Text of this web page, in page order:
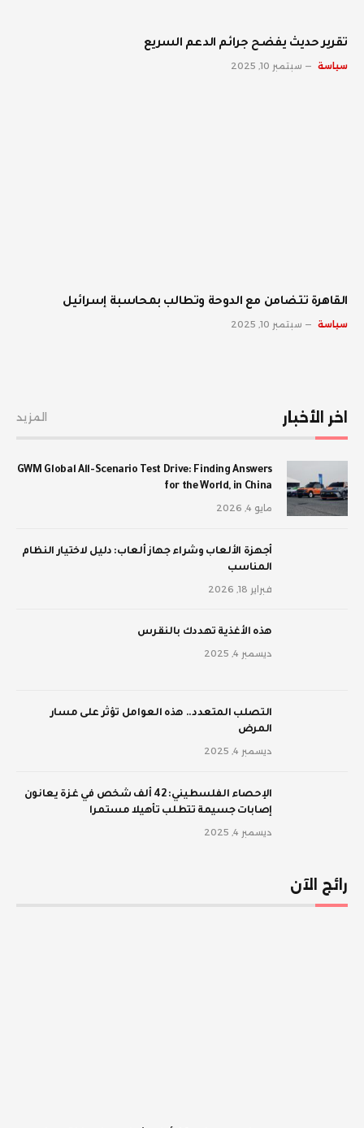
تقرير حديث يفضح جرائم الدعم السريع
سياسة سبتمبر 10, 2025
القاهرة تتضامن مع الدوحة وتطالب بمحاسبة إسرائيل
سياسة سبتمبر 10, 2025
اخر الأخبار المزيد
GWM Global All-Scenario Test Drive: Finding Answers
for the World, in China
مايو 4, 2026
أجهزة الألعاب وشراء جهاز ألعاب: دليل لاختيار النظام
المناسب
فبراير 18, 2026
‫هذه الأغذية تهددك بالنقرس
ديسمبر 4, 2025
‫التصلب المتعدد.. هذه العوامل تؤثر على مسار
المرض
ديسمبر 4, 2025
الإحصاء الفلسطيني: 42 ألف شخص في غزة يعانون
إصابات جسيمة تتطلب تأهيلا مستمرا
ديسمبر 4, 2025
رائج الآن